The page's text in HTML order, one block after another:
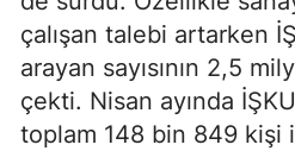
çalışan talebi artarken
arayan sayısının 2,5
çekti. Nisan ayında
toplam 148 bin 849 kişi